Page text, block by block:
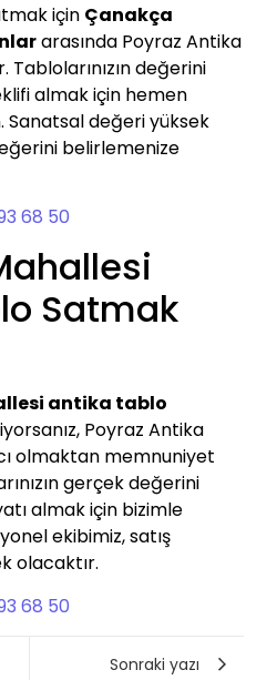
için Çanakça
arasında Poyraz Antika
değerini
almak için hemen
Sanatsal değeri yüksek
belirlemenize
68 50
Satmak
antika tablo
Poyraz Antika
olmaktan memnuniyet
gerçek değerini
almak için bizimle
ekibimiz, satış
olacaktır.
68 50
Sonraki yazı